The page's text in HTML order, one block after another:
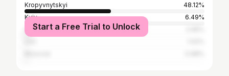
Kropyvnytskyi
48.12%
Kyiv
6.49%
Odesa
Start a Free Trial to Unlock